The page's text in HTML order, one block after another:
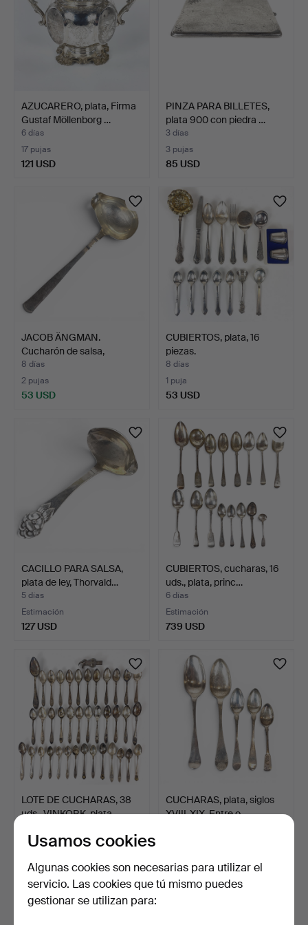
AZUCARERO, plata, Firma
Gustaf Möllenborg …
6 días
17 pujas
121 USD
PINZA PARA BILLETES,
plata 900 con piedra …
3 días
3 pujas
85 USD
JACOB ÄNGMAN.
Cucharón de salsa,
"Rosenhol…
8 días
2 pujas
53 USD
CUBIERTOS, plata, 16
piezas.
8 días
1 puja
53 USD
CACILLO PARA SALSA,
plata de ley, Thorvald…
5 días
Estimación
127 USD
CUBIERTOS, cucharas, 16
uds., plata, princ…
6 días
Estimación
739 USD
LOTE DE CUCHARAS, 38
uds., VINKORK, plata.…
Estimación
CUCHARAS, plata, siglos
XVIII-XIX. Entre o…
Usamos cookies
Algunas cookies son necesarias para utilizar el
servicio. Las cookies que tú mismo puedes
gestionar se utilizan para: